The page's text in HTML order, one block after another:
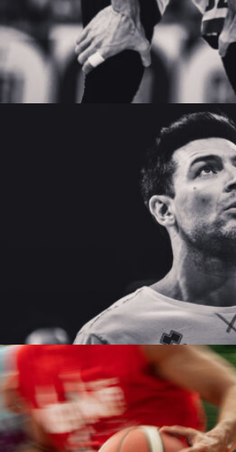
Davide Bastianelli